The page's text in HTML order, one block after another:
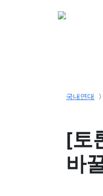
국내연대
[토
바